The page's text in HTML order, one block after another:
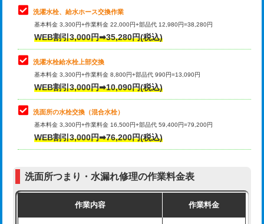
業）
排水管工事（排水管工事/3ｍまで） 55,000円
排水管工事（追加 排水管工事/3ｍ超
え）
マス交換（土の掘削・埋め戻し作業）
マス交換（深さ50㎝未満）
マス交換（深さ50㎝以上）
モルタル補修（厚さ10㎝まで） 27,500円
キッチンタンク脱着
その他部品の脱着
交換・取付（タンク）
交換・取付(単水栓（壁付・デッキ
式）)
交換・取付(混合水栓（壁付・デッキ
式・ワンホール）)
16,500円+材料費
（P/S/ポップアップ））
交換・取付（その他部品） 11,000円+材料費
持込商品取付（単水栓） 13,200円
洗濯水栓、給水ホース交換作業
基本料金 3,300円+作業料金 22,000円+部品代 12,980円=38,280円
WEB割引3,000円➡35,280円(税込)
洗濯水栓給水栓上部交換
基本料金 3,300円+作業料金 8,800円+部品代 990円=13,090円
WEB割引3,000円➡10,090円(税込)
洗面所の水栓交換（混合水栓）
基本料金 3,300円+作業料金 16,500円+部品代 59,400円=79,200円
WEB割引3,000円➡76,200円(税込)
洗面所つまり・水漏れ修理の作業料金表
作業内容 作業料金